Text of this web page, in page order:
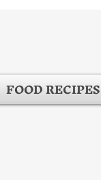
FOOD RECIPES